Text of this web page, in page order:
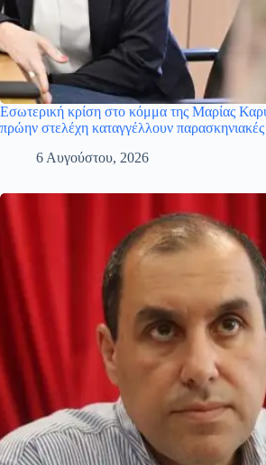
Εσωτερική κρίση στο κόμμα της Μαρίας
πρώην στελέχη καταγγέλλουν παρασκηνιακές
6 Αυγούστου, 2026